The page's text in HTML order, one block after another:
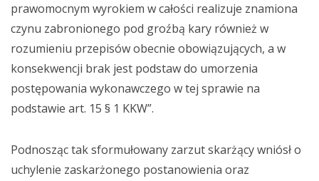
prawomocnym wyrokiem w całości realizuje znamiona
czynu zabronionego pod groźbą kary również w
rozumieniu przepisów obecnie obowiązujących, a w
konsekwencji brak jest podstaw do umorzenia
postępowania wykonawczego w tej sprawie na
podstawie art. 15 § 1 KKW”.
Podnosząc tak sformułowany zarzut skarżący wniósł o
uchylenie zaskarżonego postanowienia oraz